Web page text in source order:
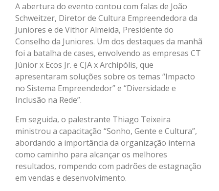
A abertura do evento contou com falas de João
Schweitzer, Diretor de Cultura Empreendedora da
Juniores e de Vithor Almeida, Presidente do
Conselho da Juniores. Um dos destaques da manhã
foi a batalha de cases, envolvendo as empresas CT
Júnior x Ecos Jr. e CJA x Archipólis, que
apresentaram soluções sobre os temas “Impacto
no Sistema Empreendedor” e “Diversidade e
Inclusão na Rede”.
Em seguida, o palestrante Thiago Teixeira
ministrou a capacitação “Sonho, Gente e Cultura”,
abordando a importância da organização interna
como caminho para alcançar os melhores
resultados, rompendo com padrões de estagnação
em vendas e desenvolvimento.